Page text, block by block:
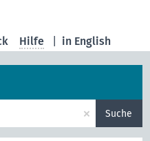
in English
Hilfe
× Suche